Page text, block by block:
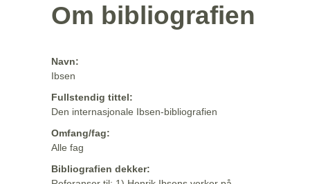
Om bibliografien
Navn:
Ibsen
Fullstendig tittel:
Den internasjonale Ibsen-bibliografien
Omfang/fag:
Alle fag
Bibliografien dekker: